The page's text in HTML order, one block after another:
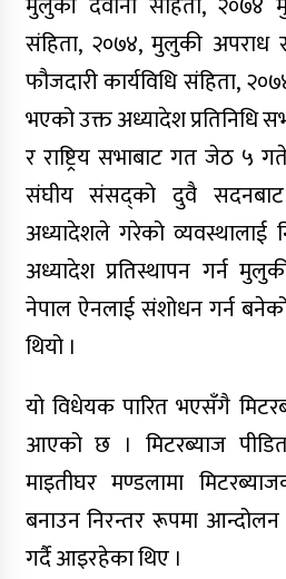
उपाध्यक्षसँग
महिलालाई
संहिता, २०७४, मुलुकी अपराध
फौजदारी कार्यविधि संहिता,
भएको उक्त अध्यादेश प्रतिनिधि
र राष्ट्रिय सभाबाट गत जेठ ५
संघीय संसद्को दुवै
अध्यादेशले गरेको व्यवस्थालाई
अध्यादेश प्रतिस्थापन गर्न
नेपाल ऐनलाई संशोधन गर्न
थियो ।
यो विधेयक पारित भएसँगै
आएको छ । मिटरब्याज
माइतीघर मण्डलामा
बनाउन निरन्तर रूपमा
गर्दै आइरहेका थिए ।